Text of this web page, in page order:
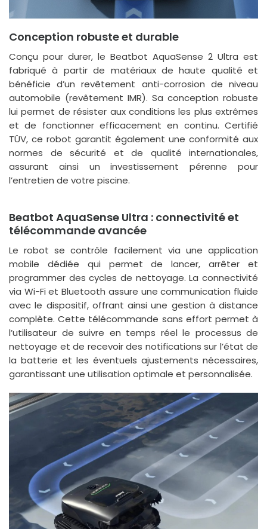
Conception robuste et durable
Conçu pour durer, le Beatbot AquaSense 2 Ultra est
fabriqué à partir de matériaux de haute qualité et
bénéficie d’un revêtement anti-corrosion de niveau
automobile (revêtement IMR). Sa conception robuste
lui permet de résister aux conditions les plus extrêmes
et de fonctionner efficacement en continu. Certifié
TÜV, ce robot garantit également une conformité aux
normes de sécurité et de qualité internationales,
assurant ainsi un investissement pérenne pour
l’entretien de votre piscine.
Beatbot AquaSense Ultra : connectivité et
télécommande avancée
Le robot se contrôle facilement via une application
mobile dédiée qui permet de lancer, arrêter et
programmer des cycles de nettoyage. La connectivité
via Wi-Fi et Bluetooth assure une communication fluide
avec le dispositif, offrant ainsi une gestion à distance
complète. Cette télécommande sans effort permet à
l’utilisateur de suivre en temps réel le processus de
nettoyage et de recevoir des notifications sur l’état de
la batterie et les éventuels ajustements nécessaires,
garantissant une utilisation optimale et personnalisée.